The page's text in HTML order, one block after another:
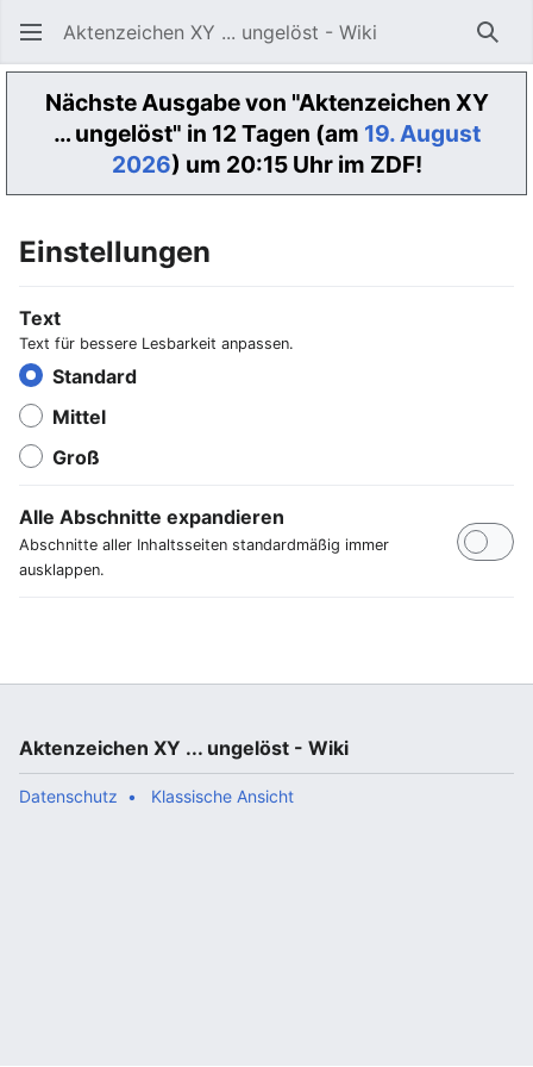
Aktenzeichen XY ... ungelöst - Wiki
Nächste Ausgabe von "Aktenzeichen XY
… ungelöst" in 12 Tagen (am 19. August
2026) um 20:15 Uhr im ZDF!
Einstellungen
Text
Text für bessere Lesbarkeit anpassen.
Standard
Mittel
Groß
Alle Abschnitte expandieren
Abschnitte aller Inhaltsseiten standardmäßig immer
ausklappen.
Aktenzeichen XY ... ungelöst - Wiki
Datenschutz Klassische Ansicht